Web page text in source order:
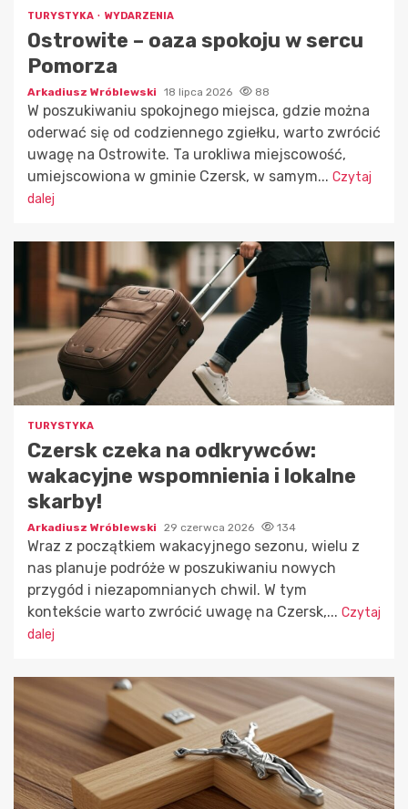
TURYSTYKA WYDARZENIA
Ostrowite – oaza spokoju w sercu
Pomorza
Arkadiusz Wróblewski 18 lipca 2026 88
W poszukiwaniu spokojnego miejsca, gdzie można
oderwać się od codziennego zgiełku, warto zwrócić
uwagę na Ostrowite. Ta urokliwa miejscowość,
umiejscowiona w gminie Czersk, w samym... Czytaj
dalej
TURYSTYKA
Czersk czeka na odkrywców:
wakacyjne wspomnienia i lokalne
skarby!
Arkadiusz Wróblewski 29 czerwca 2026 134
Wraz z początkiem wakacyjnego sezonu, wielu z
nas planuje podróże w poszukiwaniu nowych
przygód i niezapomnianych chwil. W tym
kontekście warto zwrócić uwagę na Czersk,... Czytaj
dalej